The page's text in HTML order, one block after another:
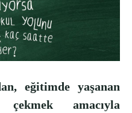
eğitimde yaşanan
amacıyla